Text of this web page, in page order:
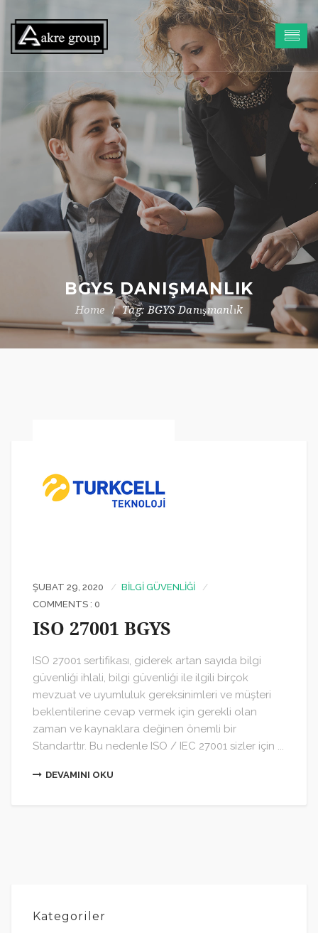
BGYS DANIŞMANLIK
Tag: BGYS Danışmanlık
ŞUBAT 29, 2020
BILGI GÜVENLIĞI
COMMENTS : 0
ISO 27001 BGYS
ISO 27001 sertifikası, giderek artan sayıda bilgi
güvenliği ihlali, bilgi güvenliği ile ilgili birçok
mevzuat ve uyumluluk gereksinimleri ve müşteri
beklentilerine cevap vermek için gerekli olan
zaman ve kaynaklara değinen önemli bir
Standarttır. Bu nedenle ISO / IEC 27001 sizler için ...
DEVAMINI OKU
Kategoriler